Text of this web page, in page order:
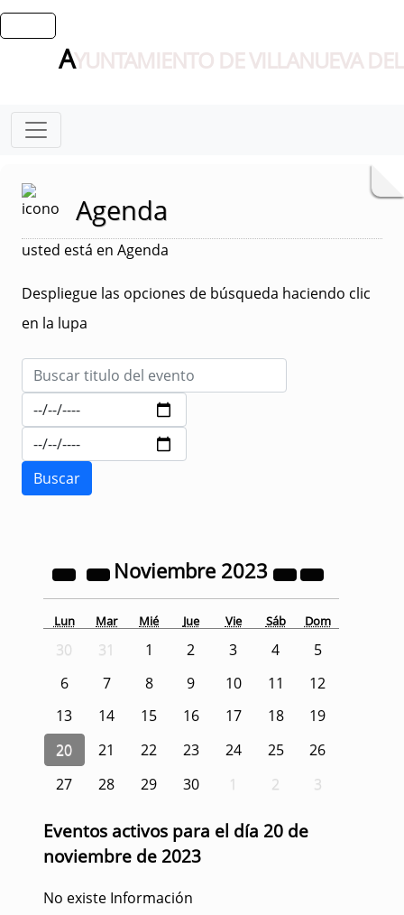
AYUNTAMIENTO DE VILLANUEVA
Agenda
usted está en Agenda
Despliegue las opciones de búsqueda haciendo clic
en la lupa
Noviembre 2023
Lun Mar Mié Jue Vie Sáb Dom
30 31 1 2 3 4
5
6
7 8 9 10 11
12
13
14 15 16 17 18
19
20
21 22 23 24 25
26
27
28 29 30 1 2 3
Eventos activos para el día 20 de
noviembre de 2023
No existe Información